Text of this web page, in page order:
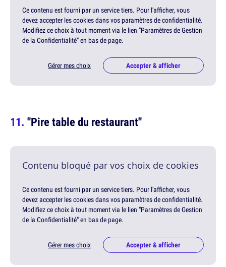
Ce contenu est fourni par un service tiers. Pour l'afficher, vous
devez accepter les cookies dans vos paramètres de confidentialité.
Modifiez ce choix à tout moment via le lien "Paramètres de Gestion
de la Confidentialité" en bas de page.
Gérer mes choix Accepter & afficher
"Pire table du restaurant"
Contenu bloqué par vos choix de cookies
Ce contenu est fourni par un service tiers. Pour l'afficher, vous
devez accepter les cookies dans vos paramètres de confidentialité.
Modifiez ce choix à tout moment via le lien "Paramètres de Gestion
de la Confidentialité" en bas de page.
Gérer mes choix Accepter & afficher